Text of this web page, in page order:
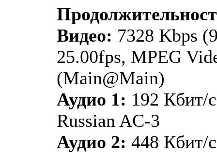
Видео: 7328 Kbps
25.00fps, MPEG
(Main@Main)
Аудио 1: 192 Кбит/
Russian AC-3
Аудио 2: 448 Кбит/